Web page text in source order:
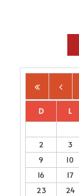
D L
2
3
9
10
16
17
23
24